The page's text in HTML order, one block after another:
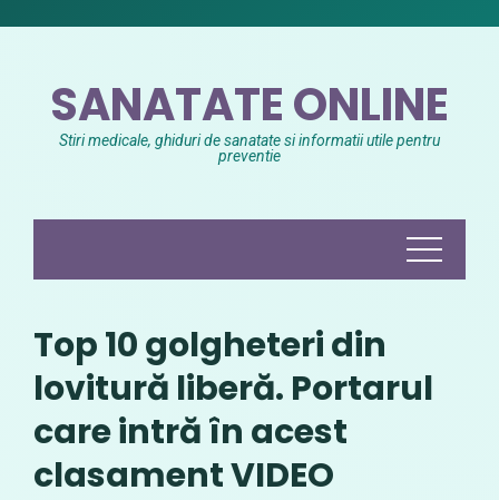
SANATATE ONLINE
Stiri medicale, ghiduri de sanatate si informatii utile pentru
preventie
Top 10 golgheteri din
lovitură liberă. Portarul
care intră în acest
clasament VIDEO